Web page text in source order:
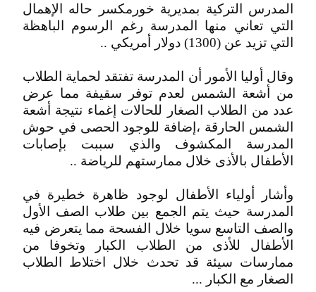
المدرس التركية بمديرية خورمكسر حاله الإهمال
التي تعاني منها المدرسة رغم الرسوم الباهظة
التي تزيد عن (1300) دولار أمريكي ..
وقال أوليا الأمور أن المدرسة تفتقد لحماية الطلاب
من أشعة الشمس لعدم توفر سقيفة مما عرض
عدد من الطلاب الصغار للحالات إغماء نتيجة أشعة
الشمس الحارقة ،إضافة للوجود الحصى في حوش
المدرسة المكشوف والذي سببت بإصابات
الأطفال بالأذى خلال ممارستهم للرياضة ..
وأشار أولياء الأطفال لوجود ظاهرة خطيرة في
المدرسة حيث يتم الجمع بين طلاب الصف الأول
والصف التاسع سويا خلال الفسحة مما يتعرض فيه
الأطفال للأذى من الطلاب الكبار وتخوفا من
ممارسات سيئة قد تحدث خلال اختلاط الطلاب
الصغار مع الكبار ...